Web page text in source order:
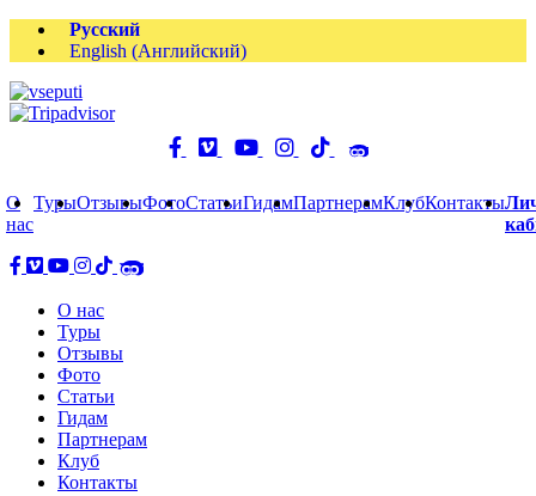
Русский
English (Английский)
О
нас
ТурыОтзывыФотоСтатьиГидамПартнерамКлубКонтакты
О нас
Туры
Отзывы
Фото
Статьи
Гидам
Партнерам
Клуб
Контакты